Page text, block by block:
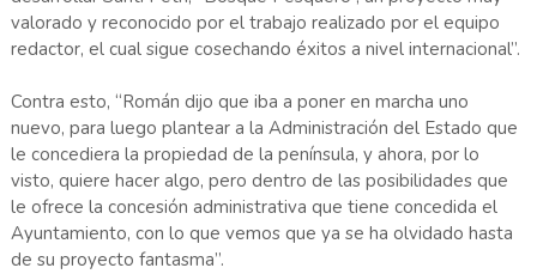
valorado y reconocido por el trabajo realizado por el equipo
redactor, el cual sigue cosechando éxitos a nivel internacional”.
Contra esto, “Román dijo que iba a poner en marcha uno
nuevo, para luego plantear a la Administración del Estado que
le concediera la propiedad de la península, y ahora, por lo
visto, quiere hacer algo, pero dentro de las posibilidades que
le ofrece la concesión administrativa que tiene concedida el
Ayuntamiento, con lo que vemos que ya se ha olvidado hasta
de su proyecto fantasma”.